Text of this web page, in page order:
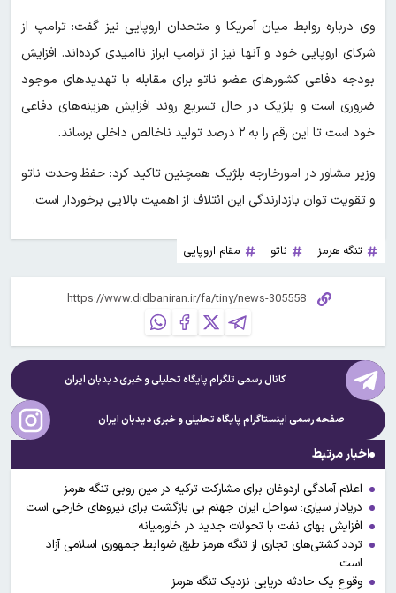
وی درباره روابط میان آمریکا و متحدان اروپایی نیز گفت: ترامپ از
شرکای اروپایی خود و آنها نیز از ترامپ ابراز ناامیدی کرده‌اند. افزایش
بودجه دفاعی کشورهای عضو ناتو برای مقابله با تهدیدهای موجود
ضروری است و بلژیک در حال تسریع روند افزایش هزینه‌های دفاعی
خود است تا این رقم را به ۲ درصد تولید ناخالص داخلی برساند.
وزیر مشاور در امورخارجه بلژیک همچنین تاکید کرد: حفظ وحدت ناتو
و تقویت توان بازدارندگی این ائتلاف از اهمیت بالایی برخوردار است.
تنگه هرمز ناتو مقام اروپایی
کانال رسمی تلگرام پایگاه تحلیلی و خبریدیدبان ایران
صفحه رسمی اینستاگرام پایگاه تحلیلی و خبریدیدبان ایران
اخبار مرتبط
اعلام آمادگی اردوغان برای مشارکت ترکیه در مین روبی تنگه هرمز
دریادار سیاری: سواحل ایران جهنم بی بازگشت برای نیروهای خارجی است
افزایش بهای نفت با تحولات جدید در خاورمیانه
تردد کشتی‌های تجاری از تنگه هرمز طبق ضوابط جمهوری اسلامی آزاد
است
وقوع یک حادثه دریایی نزدیک تنگه هرمز